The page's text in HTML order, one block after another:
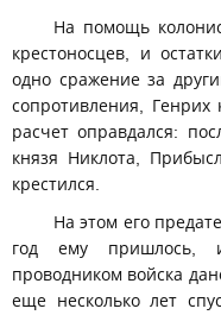
На помощь
крестоносцев, и
одно сражение за
сопротивления, Генрих
расчет оправдался:
князя Никлота,
крестился.
На этом его
год ему пришлось,
проводником войска
еще несколько лет